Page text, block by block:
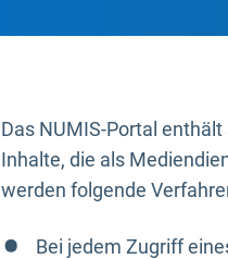
Das NUMIS-Portal
Inhalte, die als
werden folgende
Bei jedem Zugriff